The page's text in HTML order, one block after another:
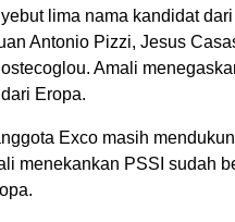
lima nama kandidat
Antonio Pizzi, Jesus
Amali
Eropa.
Exco masih
menekankan PSSI sudah